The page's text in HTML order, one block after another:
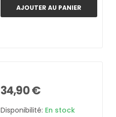
AJOUTER AU PANIER
34,90 €
Disponibilité: En stock